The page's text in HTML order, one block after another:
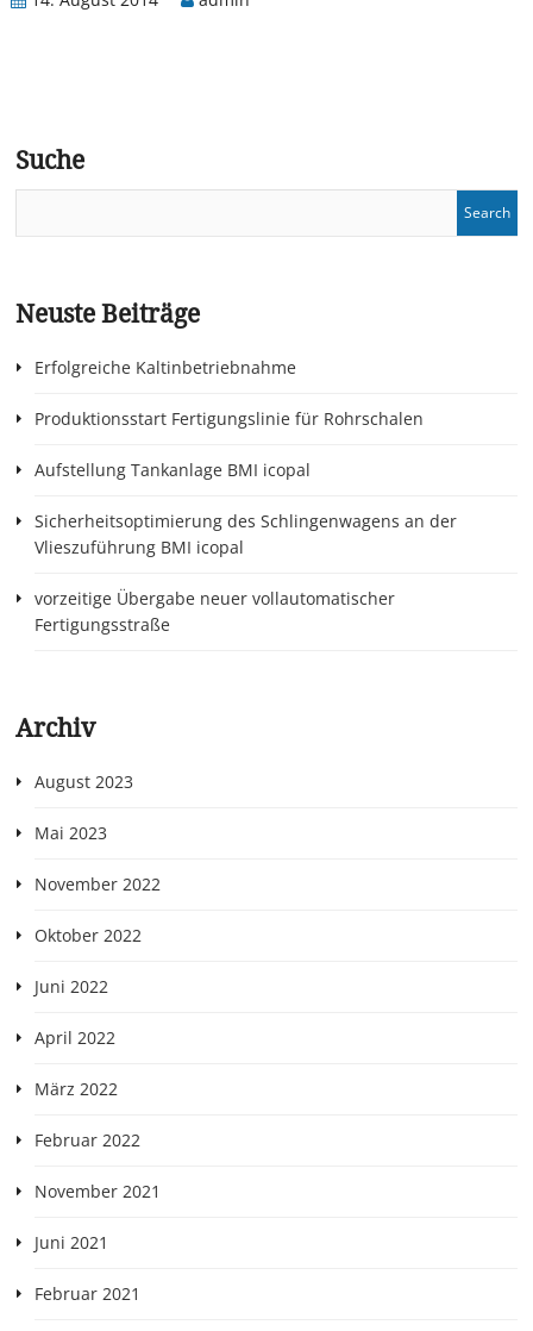
Suche
Neuste Beiträge
Erfolgreiche Kaltinbetriebnahme
Produktionsstart Fertigungslinie für Rohrschalen
Aufstellung Tankanlage BMI icopal
Sicherheitsoptimierung des Schlingenwagens an der
Vlieszuführung BMI icopal
vorzeitige Übergabe neuer vollautomatischer
Fertigungsstraße
Archiv
August 2023
Mai 2023
November 2022
Oktober 2022
Juni 2022
April 2022
März 2022
Februar 2022
November 2021
Juni 2021
Februar 2021